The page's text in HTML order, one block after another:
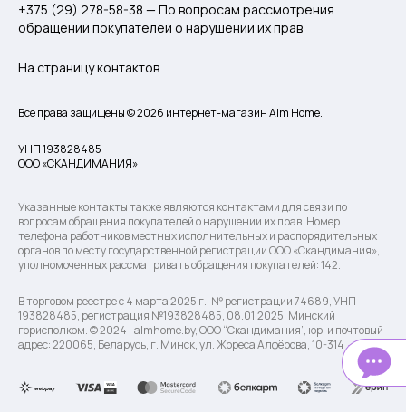
+375 (29) 278-58-38 — По вопросам рассмотрения
обращений покупателей о нарушении их прав
На страницу контактов
Все права защищены © 2026 интернет-магазин Alm Home.
УНП 193828485
ООО «СКАНДИМАНИЯ»
Указанные контакты также являются контактами для связи по
вопросам обращения покупателей о нарушении их прав. Номер
телефона работников местных исполнительных и распорядительных
органов по месту государственной регистрации ООО «Скандимания»,
уполномоченных рассматривать обращения покупателей: 142.
В торговом реестре с 4 марта 2025 г., № регистрации 74689, УНП
193828485, регистрация №193828485, 08.01.2025, Минский
горисполком. © 2024– almhome.by, ООО “Скандимания”, юр. и почтовый
адрес: 220065, Беларусь, г. Минск, ул. Жореса Алфёрова, 10-314